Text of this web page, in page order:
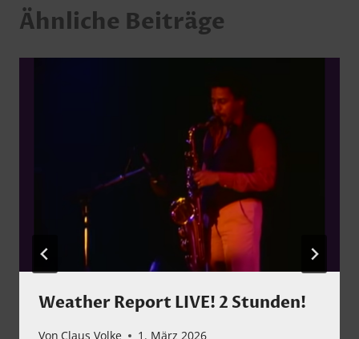
Ähnliche Beiträge
Weather Report LIVE! 2 Stunden!
Von Claus Volke 1. März 2026